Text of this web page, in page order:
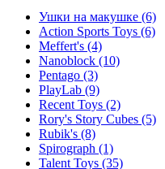
Ушки на макушке (6)
Action Sports Toys (6)
Meffert's (4)
Nanoblock (10)
Pentago (3)
PlayLab (9)
Recent Toys (2)
Rory's Story Cubes (5)
Rubik's (8)
Spirograph (1)
Talent Toys (35)